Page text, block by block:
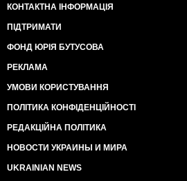
КОНТАКТНА ІНФОРМАЦІЯ
ПІДТРИМАТИ
ФОНД ЮРІЯ БУТУСОВА
РЕКЛАМА
УМОВИ КОРИСТУВАННЯ
ПОЛІТИКА КОНФІДЕНЦІЙНОСТІ
РЕДАКЦІЙНА ПОЛІТИКА
НОВОСТИ УКРАИНЫ И МИРА
UKRAINIAN NEWS